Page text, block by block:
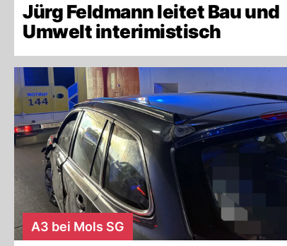
Jürg Feldmann leitet Bau und
Umwelt interimistisch
A3 bei Mols SG